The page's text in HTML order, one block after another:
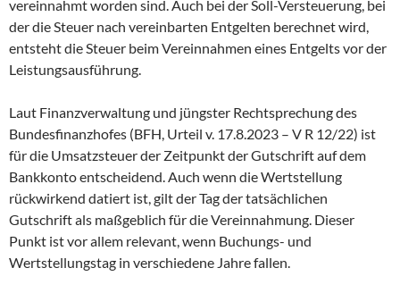
vereinnahmt worden sind. Auch bei der Soll-Versteuerung, bei
der die Steuer nach vereinbarten Entgelten berechnet wird,
entsteht die Steuer beim Vereinnahmen eines Entgelts vor der
Leistungsausführung.
Laut Finanzverwaltung und jüngster Rechtsprechung des
Bundesfinanzhofes (BFH, Urteil v. 17.8.2023 – V R 12/22) ist
für die Umsatzsteuer der Zeitpunkt der Gutschrift auf dem
Bankkonto entscheidend. Auch wenn die Wertstellung
rückwirkend datiert ist, gilt der Tag der tatsächlichen
Gutschrift als maßgeblich für die Vereinnahmung. Dieser
Punkt ist vor allem relevant, wenn Buchungs- und
Wertstellungstag in verschiedene Jahre fallen.